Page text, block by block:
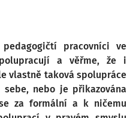
pracovníci ve
a věřme, že i
vlastně taková spolupráce
nebo je přikazována
za formální a k ničemu